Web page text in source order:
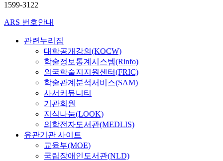
1599-3122
ARS 번호안내
관련누리집
대학공개강의(KOCW)
학술정보통계시스템(Rinfo)
외국학술지지원센터(FRIC)
학술관계분석서비스(SAM)
사서커뮤니티
기관회원
지식나눔(LOOK)
의학전자도서관(MEDLIS)
유관기관 사이트
교육부(MOE)
국립장애인도서관(NLD)